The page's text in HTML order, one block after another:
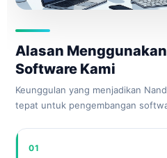
Alasan
Software Kami
Keunggulan yang menjadikan
tepat untuk pengembangan
01